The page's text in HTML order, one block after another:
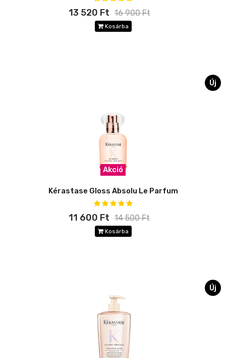
13 520 Ft 16 900 Ft
Kosárba
Új
Akció
Kérastase Gloss Absolu Le Parfum
11 600 Ft 14 500 Ft
Kosárba
Új